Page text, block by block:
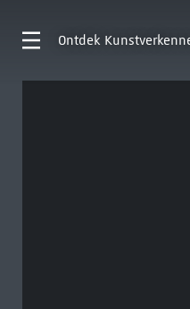
Ontdek